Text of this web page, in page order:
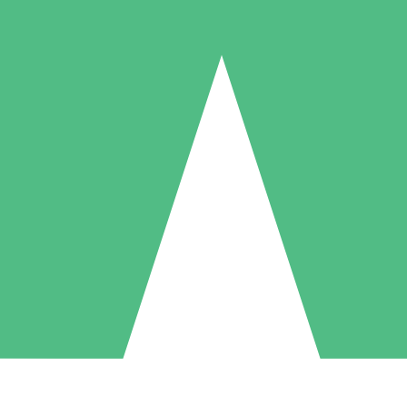
Individuella Kreditpaket
per användning med nedladdningskrediter. Inget månatligt åtagande
5 Nedladdningar
US$